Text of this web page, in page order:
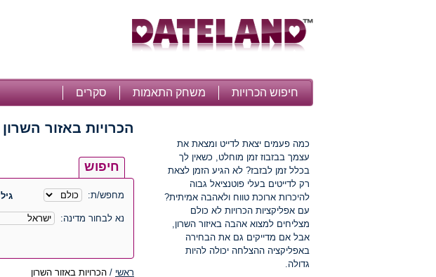
חיפוש הכרויות משחק התאמות סקרים
כמה פעמים יצאת לדייט ומצאת את
עצמך בבזבוז זמן מוחלט, כשאין לך
בכלל זמן לבזבז? לא הגיע הזמן לצאת
רק לדייטים בעלי פוטנציאל גבוה
להיכרות ארוכת טווח ולאהבה אמיתית?
עם אפליקציות הכרויות לא כולם
מצליחים למצוא אהבה באיזור השרון,
אבל אם מדייקים גם את הבחירה
באפליקציה ההצלחה יכולה להיות
גדולה.
הכרויות באזור השרון
חיפוש
מחפש/ת: גיל
נא לבחור מדינה:
ראשי / הכרויות באזור השרון